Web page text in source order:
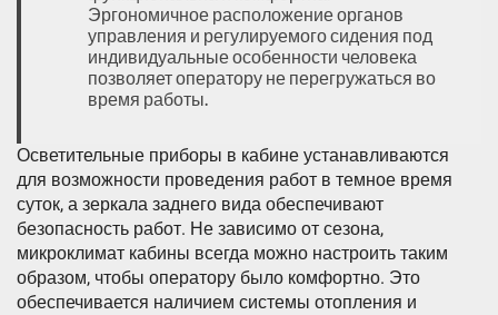
Эргономичное расположение органов
управления и регулируемого сидения под
индивидуальные особенности человека
позволяет оператору не перегружаться во
время работы.
Осветительные приборы в кабине устанавливаются
для возможности проведения работ в темное время
суток, а зеркала заднего вида обеспечивают
безопасность работ. Не зависимо от сезона,
микроклимат кабины всегда можно настроить таким
образом, чтобы оператору было комфортно. Это
обеспечивается наличием системы отопления и